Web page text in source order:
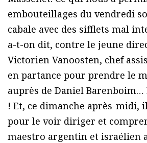
embouteillages du vendredi
cabale avec des sifflets mal
a-t-on dit, contre le jeune
Victorien Vanoosten, chef
en partance pour prendre le
auprès de Daniel Barenboim…
! Et, ce dimanche après-midi,
pour le voir diriger et
maestro argentin et israélien